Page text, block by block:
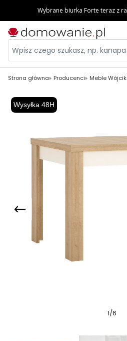
Strona główna Producenci Meble Wójcik
Wysyłka 48H
1/6